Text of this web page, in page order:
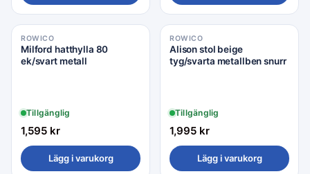
ROWICO
Milford hatthylla 80
ek/svart metall
Tillgänglig
1,595 kr
Lägg i varukorg
ROWICO
Alison stol beige
tyg/svarta metallben snurr
Tillgänglig
1,995 kr
Lägg i varukorg